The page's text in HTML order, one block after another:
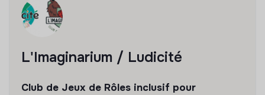
L'Imaginarium / Ludicité
Club de Jeux de Rôles inclusif pour